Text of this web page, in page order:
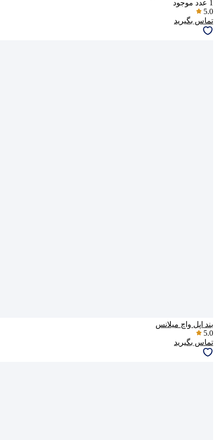
1 عدد موجود
5.0
تماس بگیرید
بند اپل واچ میلانس
5.0
تماس بگیرید